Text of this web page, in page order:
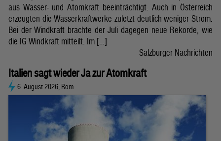
aus Wasser- und Atomkraft beeinträchtigt. Auch in Österreich
erzeugten die Wasserkraftwerke zuletzt deutlich weniger Strom.
Bei der Windkraft brachte der Juli dagegen neue Rekorde, wie
die IG Windkraft mitteilt. Im […]
Salzburger Nachrichten
Italien sagt wieder Ja zur Atomkraft
6. August 2026, Rom